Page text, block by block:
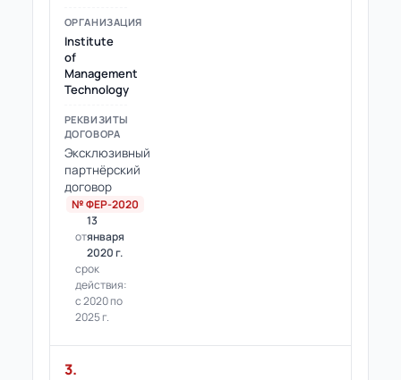
Institute
of
Management
Technology
Эксклюзивный
партнёрский
договор
№ ФЕР-2020
от
13
января
2020 г.
срок
действия:
с 2020 по
2025 г.
3.